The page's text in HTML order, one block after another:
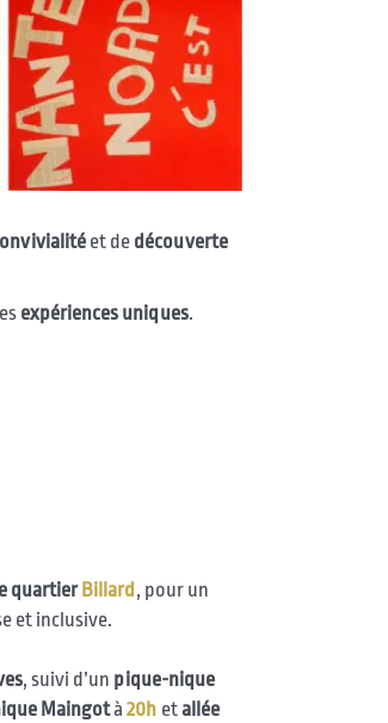
et de découverte
expériences uniques.
quartier Billard , pour un
et inclusive.
, suivi d’un pique-nique
Maingotà20h etallée